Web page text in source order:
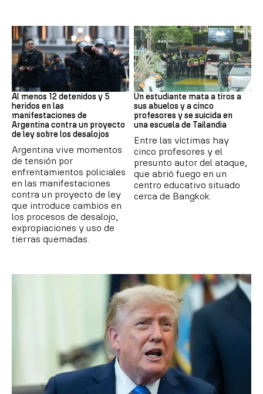
Al menos 12 detenidos y 5
heridos en las
manifestaciones de
Argentina contra un proyecto
de ley sobre los desalojos
Argentina vive momentos
de tensión por
enfrentamientos policiales
en las manifestaciones
contra un proyecto de ley
que introduce cambios en
los procesos de desalojo,
expropiaciones y uso de
tierras quemadas.
Tailandia
Un estudiante mata a tiros a
sus abuelos y a cinco
profesores y se suicida en
una escuela de Tailandia
Entre las víctimas hay
cinco profesores y el
presunto autor del ataque,
que abrió fuego en un
centro educativo situado
cerca de Bangkok.